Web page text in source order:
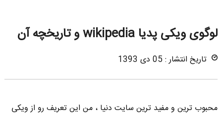
لوگوی ویکی پدیا wikipedia و تاریخچه آن
تاریخ انتشار : 05 دی 1393
محبوب ترین و مفید ترین سایت دنیا ، من این تعریف رو از ویکی